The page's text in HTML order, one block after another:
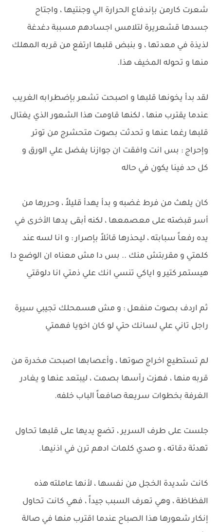
شعرت كارمن بإندفاع الحرارة الي وجنتيها ، واجتاح
جسدها قشعريرة لتلامس اجسادهم مسببة دغدغة
لذيذة في معدتها ، و بنبض قلبها ارتفع من قربه المهلك
منها و تحوله المخيف هذا.
لقد بدأ يخونها قلبها و اصبحت تشعر بإضطرابه الغريب
عندما يقترب منها ، لكنها قاومت هذا الشعور الذي يغتال
قلبها رغما عنها و تحدثت بصوت متحشرج من توتر
وإحراج : بس انت وافقت ان جوازنا يفضل علي الورق و
كل حد فينا يكون في حاله
كان يلهث من فرط غضبه و بدأ يهدأ قليلاً ، وحررها من
أسر قبضته على معصمعها ، لكنه أبقى يدها الأخرى في
يده رفعاً سبابته ، ليحذرها قائلاً بإصرار : و انا لسه عند
كلمتي و مقربتش منك .. بس دا مش معناه ان الوضع دا
هيستمر كتير و اياكي تنسي انك علي ذمتي انا دلوقتي
ثم اردف بصوت منفعل : و مش هسمحلك تجيبي سيرة
راجل تاني علي لسانك حتي لو كان اخويا فهمتي
لم تستطيع اخراج صوتها ، وأعصابها اصبحت مخدرة من
قربه منها ، فهزت رأسها بصمت ، ليبتعد عنها و يغادر
الغرفة بخطوات سريعة صافعاً الباب خلفه.
جلست على طرف السرير ، تضع يديها على قلبها تحاول
تهدئة دقاته ، و صدي كلمات ادهم ترن في اذنيها.
كانت شديدة الخجل من نفسها ، لأنها عاملته هذه
الفظاظة ، وهي تعرف السبب جيداً ، فهي كانت تحاول
إنكار شعورها هذا الصباح عندما اقترب منها في صالة